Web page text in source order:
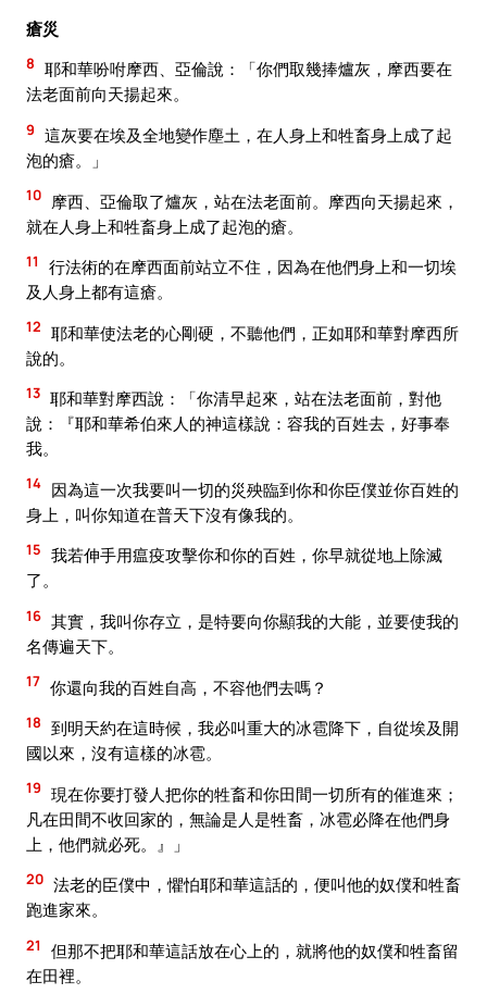
瘡災
8 耶和華吩咐摩西、亞倫說：「你們取幾捧爐灰，摩西要在
法老面前向天揚起來。
9 這灰要在埃及全地變作塵土，在人身上和牲畜身上成了起
泡的瘡。」
10 摩西、亞倫取了爐灰，站在法老面前。摩西向天揚起來，
就在人身上和牲畜身上成了起泡的瘡。
11
行法術的在摩西面前站立不住，因為在他們身上和一切埃
及人身上都有這瘡。
12 耶和華使法老的心剛硬，不聽他們，正如耶和華對摩西所
說的。
13 耶和華對摩西說：「你清早起來，站在法老面前，對他
說：『耶和華希伯來人的神這樣說：容我的百姓去，好事奉
我。
14 因為這一次我要叫一切的災殃臨到你和你臣僕並你百姓的
身上，叫你知道在普天下沒有像我的。
15 我若伸手用瘟疫攻擊你和你的百姓，你早就從地上除滅
了。
16 其實，我叫你存立，是特要向你顯我的大能，並要使我的
名傳遍天下。
17 你還向我的百姓自高，不容他們去嗎？
18 到明天約在這時候，我必叫重大的冰雹降下，自從埃及開
國以來，沒有這樣的冰雹。
19 現在你要打發人把你的牲畜和你田間一切所有的催進來；
凡在田間不收回家的，無論是人是牲畜，冰雹必降在他們身
上，他們就必死。』」
20 法老的臣僕中，懼怕耶和華這話的，便叫他的奴僕和牲畜
跑進家來。
21
但那不把耶和華這話放在心上的，就將他的奴僕和牲畜留
在田裡。